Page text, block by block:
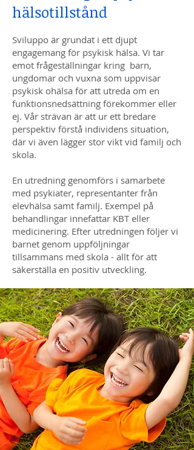
hälsotillstånd
Sviluppo är grundat i ett djupt
engagemang för psykisk hälsa. Vi tar
emot frågeställningar kring barn,
ungdomar och vuxna som uppvisar
psykisk ohälsa för att utreda om en
funktionsnedsättning förekommer eller
ej. Vår strävan är att ur ett bredare
perspektiv förstå individens situation,
där vi även lägger stor vikt vid familj och
skola.
En utredning genomförs i samarbete
med psykiater, representanter från
elevhälsa samt familj. Exempel på
behandlingar innefattar KBT eller
medicinering. Efter utredningen följer vi
barnet genom uppföljningar
tillsammans med skola - allt för att
säkerställa en positiv utveckling.